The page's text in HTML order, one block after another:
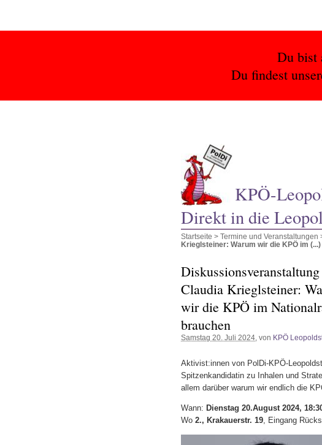
Du bist
Du findest
KPÖ-
Direkt in die
Startseite > Termine und Veranstaltungen
Krieglsteiner: Warum wir die KPÖ im (...)
Claudia Krieglsteiner:
wir die KPÖ im
brauchen
Samstag 20. Juli 2024 , von KPÖ
Aktivist:innen von PolDi-KPÖ-
Spitzenkandidatin zu Inhalen und
allem darüber warum wir endlich die
Wann: Dienstag 20.August 2024,
Wo 2., Krakauerstr. 19, Eingang